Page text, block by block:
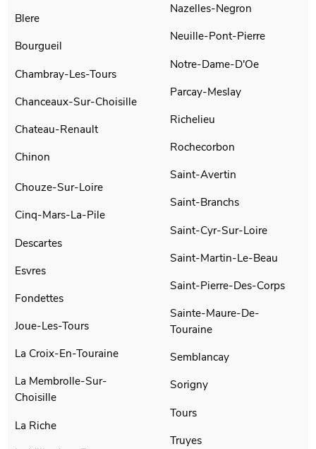
Blere
Bourgueil
Chambray-Les-Tours
Chanceaux-Sur-Choisille
Chateau-Renault
Chinon
Chouze-Sur-Loire
Cinq-Mars-La-Pile
Descartes
Esvres
Fondettes
Joue-Les-Tours
La Croix-En-Touraine
La Membrolle-Sur-
Choisille
La Riche
Nazelles-Negron
Neuille-Pont-Pierre
Notre-Dame-D'Oe
Parcay-Meslay
Richelieu
Rochecorbon
Saint-Avertin
Saint-Branchs
Saint-Cyr-Sur-Loire
Saint-Martin-Le-Beau
Saint-Pierre-Des-Corps
Sainte-Maure-De-
Touraine
Semblancay
Sorigny
Tours
Truyes